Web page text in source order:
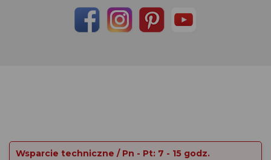
Wsparcie techniczne / Pn - Pt: 7 - 15 godz.